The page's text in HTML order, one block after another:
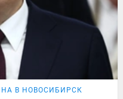
В НОВОСИБИРСК